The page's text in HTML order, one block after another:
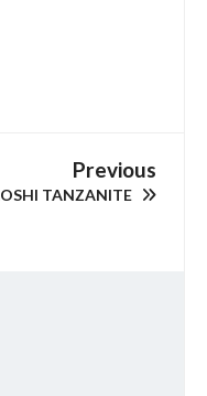
Previous
TANZANITE